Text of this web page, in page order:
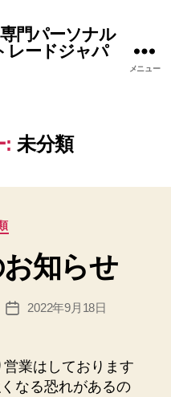
門パーソナル
レードジャパ
メニュー
: 未分類
知らせ
投
2022年9月18日
業はしております
なる恐れがあるの